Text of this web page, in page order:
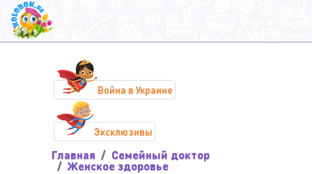
Война в Украине
Эксклюзивы
Главная Семейный доктор
Женское здоровье